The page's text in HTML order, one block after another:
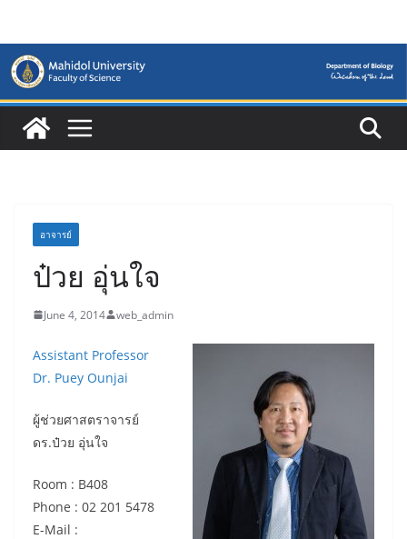
content
อาจารย์
ป๋วย อุ่นใจ
June 4, 2014 web_admin
Assistant Professor
Dr. Puey Ounjai
ผู้ช่วยศาสตราจารย์
ดร.ป๋วย อุ่นใจ
Room : B408
Phone : 02 201 5478
E-Mail :